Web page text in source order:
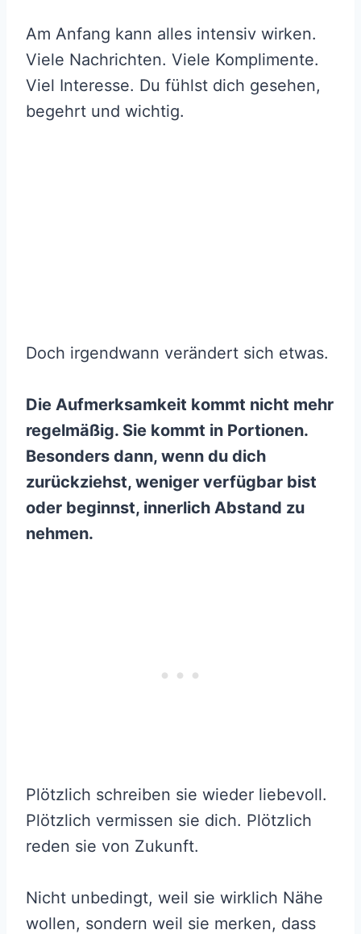
Am Anfang kann alles intensiv wirken.
Viele Nachrichten. Viele Komplimente.
Viel Interesse. Du fühlst dich gesehen,
begehrt und wichtig.
Doch irgendwann verändert sich etwas.
Die Aufmerksamkeit kommt nicht mehr
regelmäßig. Sie kommt in Portionen.
Besonders dann, wenn du dich
zurückziehst, weniger verfügbar bist
oder beginnst, innerlich Abstand zu
nehmen.
Plötzlich schreiben sie wieder liebevoll.
Plötzlich vermissen sie dich. Plötzlich
reden sie von Zukunft.
Nicht unbedingt, weil sie wirklich Nähe
wollen, sondern weil sie merken, dass